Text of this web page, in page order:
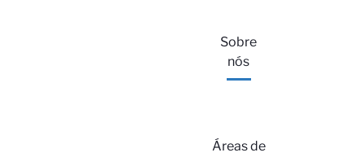
Sobre
nós
Áreas de